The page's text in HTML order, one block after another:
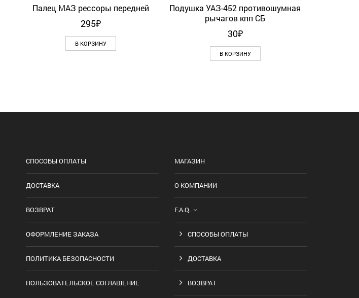
Палец МАЗ рессоры передней
295₽
В КОРЗИНУ
Подушка УАЗ-452 противошумная
рычагов кпп СБ
30₽
В КОРЗИНУ
СПОСОБЫ ОПЛАТЫ
ДОСТАВКА
ВОЗВРАТ
ОФОРМЛЕНИЕ ЗАКАЗА
ПОЛИТИКА БЕЗОПАСНОСТИ
ПОЛЬЗОВАТЕЛЬСКОЕ СОГЛАШЕНИЕ
МАГАЗИН
О КОМПАНИИ
F.A.Q.
СПОСОБЫ ОПЛАТЫ
ДОСТАВКА
ВОЗВРАТ